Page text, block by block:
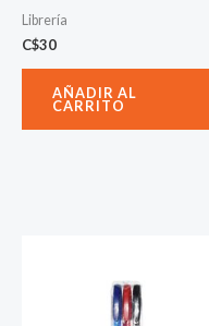
Librería
C$30
AÑADIR AL
CARRITO